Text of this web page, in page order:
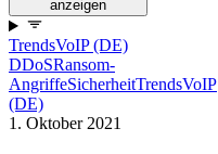
anzeigen
TrendsVoIP (DE)
DDoSRansom-
AngriffeSicherheitTrendsVoIP
(DE)
1. Oktober 2021